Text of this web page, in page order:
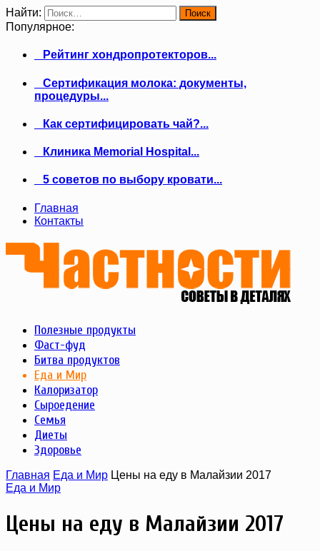
Найти:
Популярное:
Рейтинг хондропротекторов...
Сертификация молока: документы,
процедуры...
Как сертифицировать чай?...
Клиника Memorial Hospital...
5 советов по выбору кровати...
Главная
Контакты
Полезные продукты
Фаст-фуд
Битва продуктов
Еда и Мир
Калоризатор
Сыроедение
Семья
Диеты
Здоровье
Главная Еда и Мир Цены на еду в Малайзии 2017
Еда и Мир
Цены на еду в Малайзии 2017